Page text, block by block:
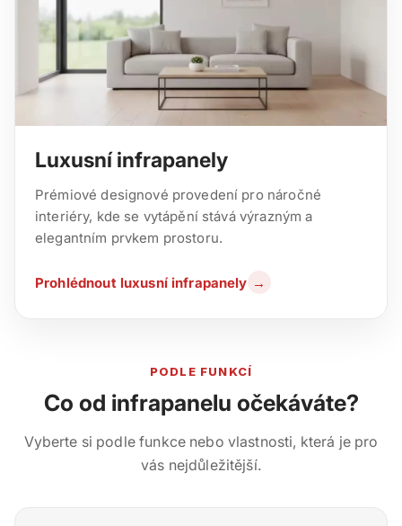
Luxusní infrapanely
Prémiové designové provedení pro náročné
interiéry, kde se vytápění stává výrazným a
elegantním prvkem prostoru.
Prohlédnout luxusní infrapanely →
PODLE FUNKCÍ
Co od infrapanelu očekáváte?
Vyberte si podle funkce nebo vlastnosti, která je pro
vás nejdůležitější.